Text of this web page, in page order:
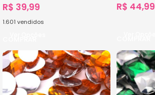
R$ 39,99
1.601 vendidos
R$ 44,99